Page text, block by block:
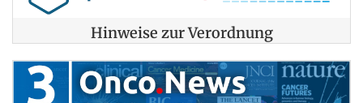
Hinweise zur Verordnung